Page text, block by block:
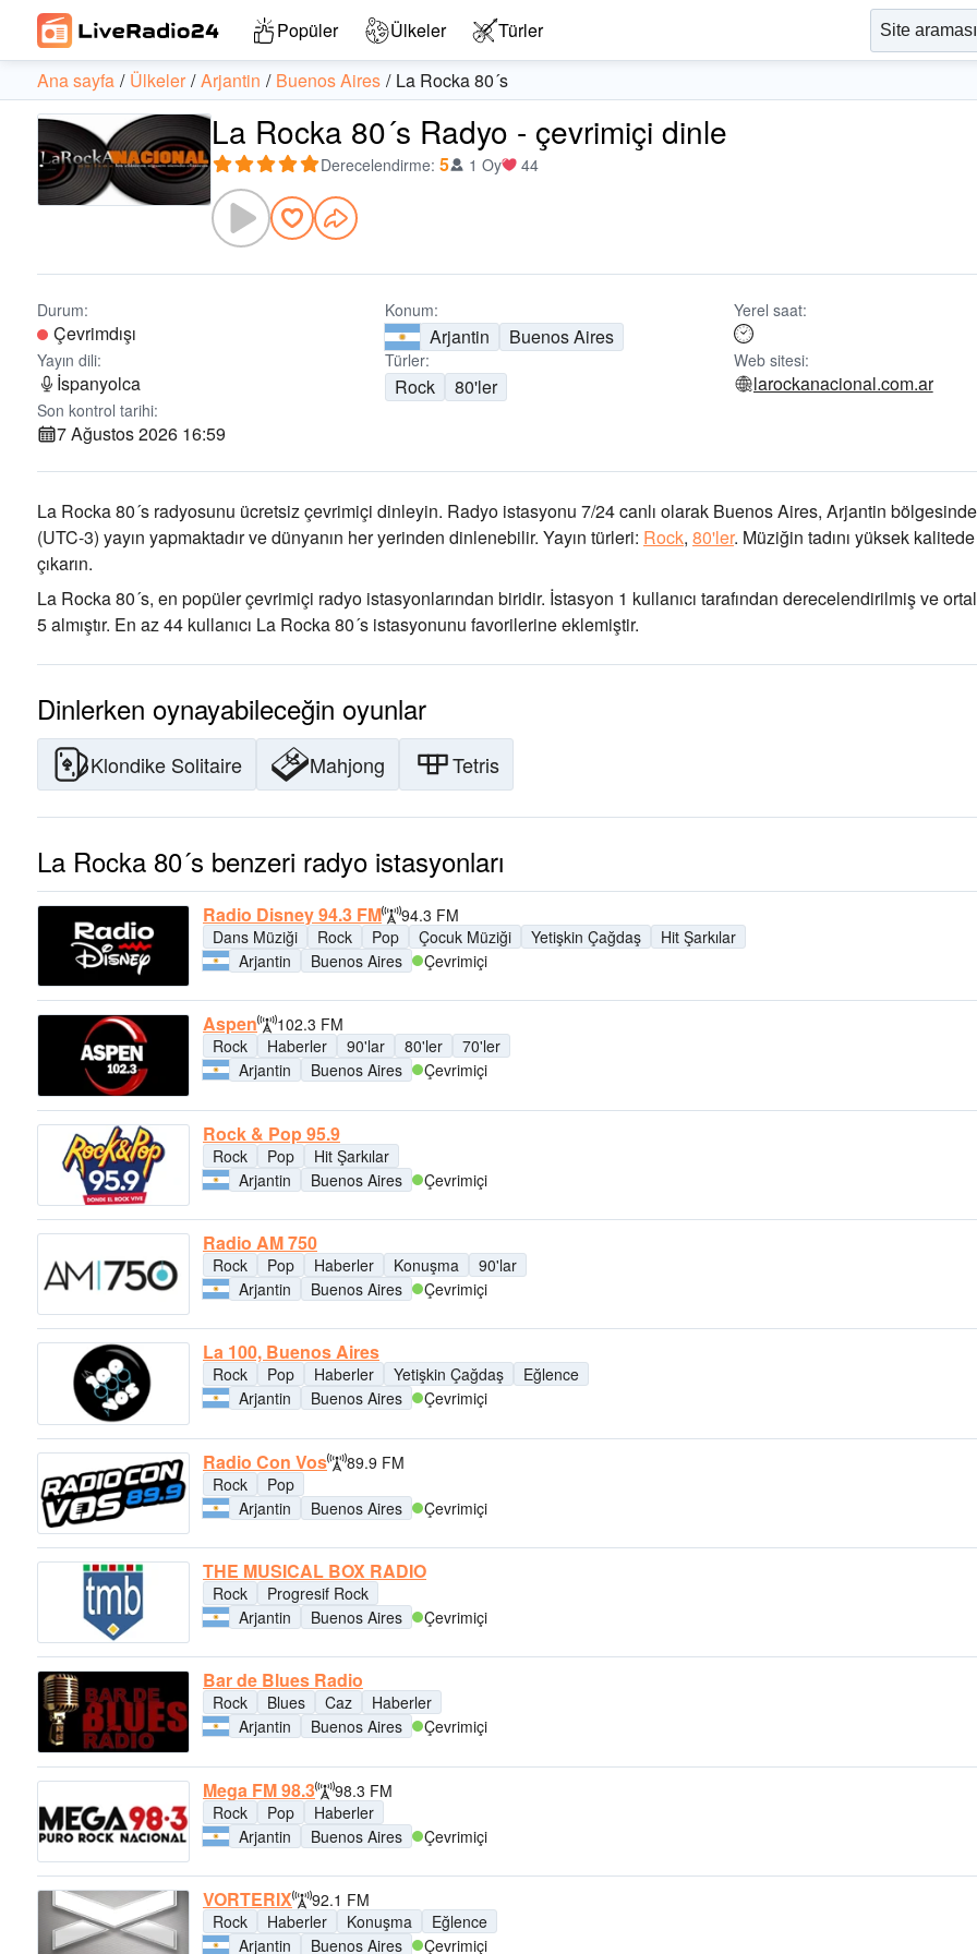
Popüler Ülkeler Türler
Ana sayfa Ülkeler Arjantin Buenos Aires La Rocka 80´s
La Rocka 80´s Radyo - çevrimiçi dinle
Derecelendirme: 5 1 Oy 44
Durum:
Çevrimdışı
Konum:
Arjantin Buenos Aires
Yerel saat:
Yayın dili:
İspanyolca
Türler:
Rock 80'ler
Web sitesi:
larockanacional.com.ar
Son kontrol tarihi:
7 Ağustos 2026 16:59
La Rocka 80´s radyosunu ücretsiz çevrimiçi dinleyin. Radyo istasyonu 7/24 canlı olarak Buenos Aires, Arjantin bölgesinde
(UTC-3) yayın yapmaktadır ve dünyanın her yerinden dinlenebilir. Yayın türleri: Rock, 80'ler. Müziğin tadını yüksek kalitede
çıkarın.
La Rocka 80´s, en popüler çevrimiçi radyo istasyonlarından biridir. İstasyon 1 kullanıcı tarafından derecelendirilmiş ve
5 almıştır. En az 44 kullanıcı La Rocka 80´s istasyonunu favorilerine eklemiştir.
Dinlerken oynayabileceğin oyunlar
Klondike Solitaire Mahjong Tetris
La Rocka 80´s benzeri radyo istasyonları
Radio Disney 94.3 FM
94.3 FM
Dans Müziği
Rock Pop Çocuk Müziği Yetişkin Çağdaş
Hit Şarkılar
Arjantin
Buenos Aires Çevrimiçi
Aspen
102.3 FM
Rock
Haberler 90'lar 80'ler
70'ler
Arjantin
Buenos Aires Çevrimiçi
Rock & Pop 95.9
Rock Pop
Hit Şarkılar
Arjantin
Buenos Aires Çevrimiçi
Radio AM 750
Rock Pop Haberler Konuşma
90'lar
Arjantin
Buenos Aires Çevrimiçi
La 100, Buenos Aires
Rock Pop Haberler Yetişkin Çağdaş
Eğlence
Arjantin
Buenos Aires Çevrimiçi
Radio Con Vos
89.9 FM
Rock
Pop
Arjantin
Buenos Aires Çevrimiçi
THE MUSICAL BOX RADIO
Rock
Progresif Rock
Arjantin
Buenos Aires Çevrimiçi
Bar de Blues Radio
Rock Blues Caz
Haberler
Arjantin
Buenos Aires Çevrimiçi
Mega FM 98.3
98.3 FM
Rock
Pop
Haberler
Arjantin
Buenos Aires Çevrimiçi
VORTERIX
92.1 FM
Rock
Haberler Konuşma
Eğlence
Arjantin
Buenos Aires Çevrimiçi